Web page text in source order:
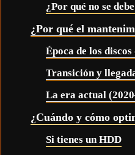
¿Por qué no se
¿Por qué el
Época de los
Transición y
La era actual
¿Cuándo y cómo
Si tienes un HDD